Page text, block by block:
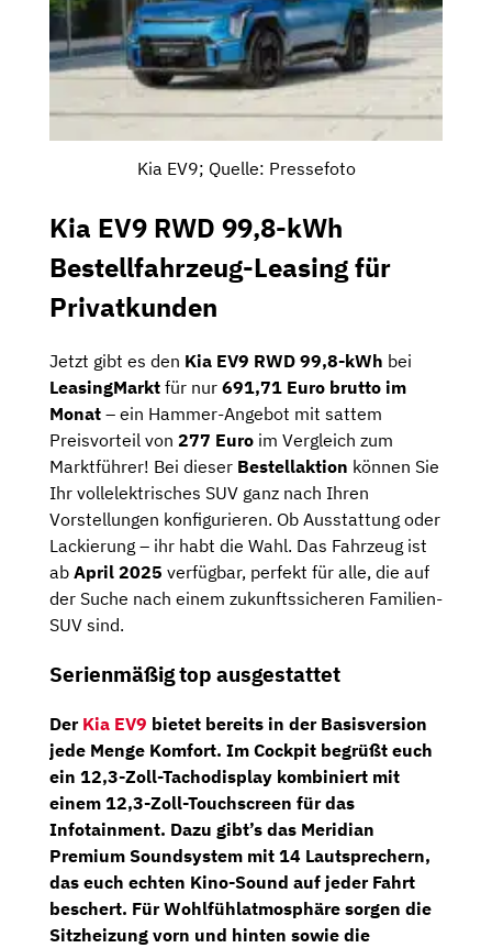
Kia EV9; Quelle: Pressefoto
Kia EV9 RWD 99,8-kWh
Bestellfahrzeug-Leasing für
Privatkunden
Jetzt gibt es den Kia EV9 RWD 99,8-kWh bei
LeasingMarkt für nur 691,71 Euro brutto im
Monat – ein Hammer-Angebot mit sattem
Preisvorteil von 277 Euro im Vergleich zum
Marktführer! Bei dieser Bestellaktion können Sie
Ihr vollelektrisches SUV ganz nach Ihren
Vorstellungen konfigurieren. Ob Ausstattung oder
Lackierung – ihr habt die Wahl. Das Fahrzeug ist
ab April 2025 verfügbar, perfekt für alle, die auf
der Suche nach einem zukunftssicheren Familien-
SUV sind.
Serienmäßig top ausgestattet
Der Kia EV9 bietet bereits in der Basisversion
jede Menge Komfort. Im Cockpit begrüßt euch
ein 12,3-Zoll-Tachodisplay kombiniert mit
einem 12,3-Zoll-Touchscreen für das
Infotainment. Dazu gibt’s das Meridian
Premium Soundsystem mit 14 Lautsprechern,
das euch echten Kino-Sound auf jeder Fahrt
beschert. Für Wohlfühlatmosphäre sorgen die
Sitzheizung vorn und hinten sowie die